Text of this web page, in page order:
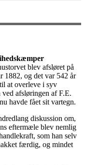
blev afsløret på
1882, og det var 542 år
at overleve i syv
afsløringen af F.E.
havde fået sit vartegn.
diskussion om,
eftermæle blev nemlig
som han selv
færdig, og mindet